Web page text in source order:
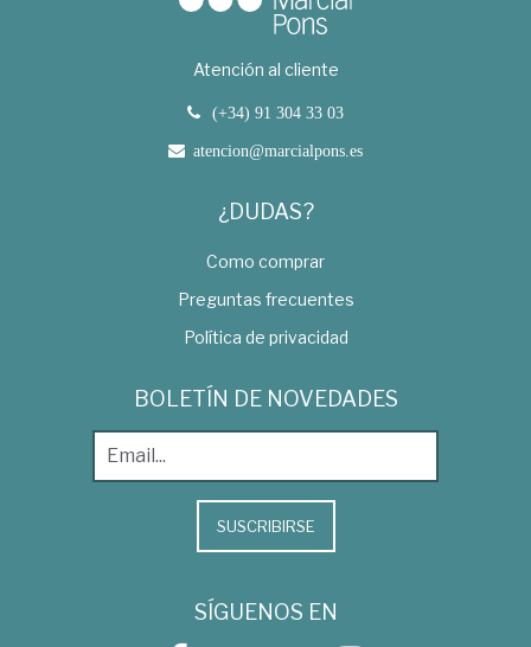
Atención al cliente
(+34) 91 304 33 03
atencion@marcialpons.es
¿DUDAS?
Como comprar
Preguntas frecuentes
Política de privacidad
BOLETÍN DE NOVEDADES
SUSCRIBIRSE
SÍGUENOS EN